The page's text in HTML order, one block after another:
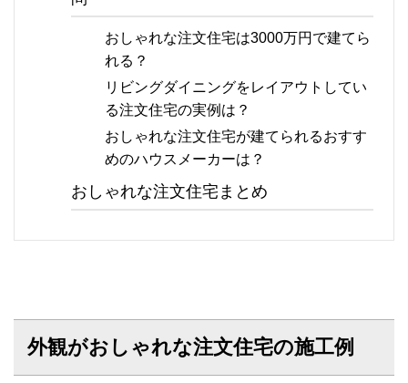
おしゃれな注文住宅は3000万円で建てら
れる？
リビングダイニングをレイアウトしてい
る注文住宅の実例は？
おしゃれな注文住宅が建てられるおすす
めのハウスメーカーは？
おしゃれな注文住宅まとめ
外観がおしゃれな注文住宅の施工例